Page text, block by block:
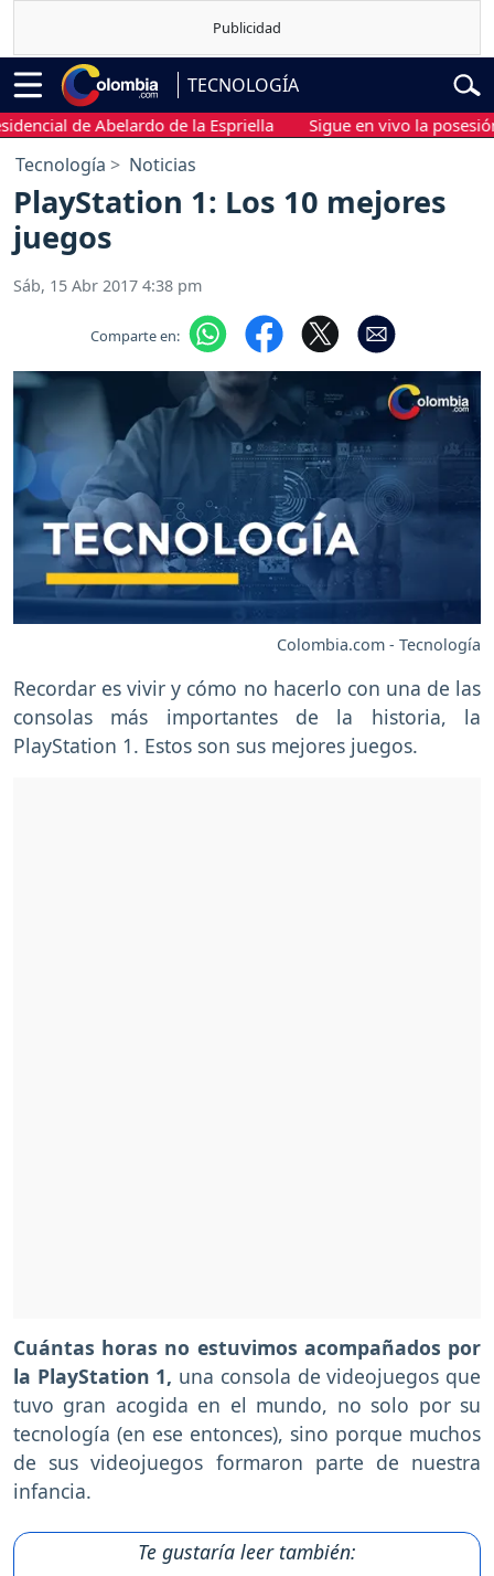
TECNOLOGÍA
de Abelardo de la Espriella Sigue en vivo la posesión
Tecnología Noticias
PlayStation 1: Los 10 mejores
juegos
Sáb, 15 Abr 2017 4:38 pm
Comparte en:
Colombia.com - Tecnología
Recordar es vivir y cómo no hacerlo con una de las
consolas más importantes de la historia, la
PlayStation 1. Estos son sus mejores juegos.
Cuántas horas no estuvimos acompañados por
la PlayStation 1, una consola de videojuegos que
tuvo gran acogida en el mundo, no solo por su
tecnología (en ese entonces), sino porque muchos
de sus videojuegos formaron parte de nuestra
infancia.
Te gustaría leer también: